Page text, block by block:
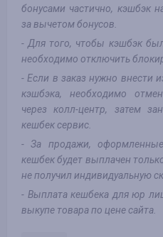
бонусами частично, кэшбэк
за вычетом бонусов.
- Для того, чтобы кэшбэк
необходимо отключить
- Если в заказ нужно внести
кэшбэка, необходимо
через колл-центр, затем
кешбек сервис.
- За продажи, оформленные
кешбек будет выплачен
не получил индивидуальную
- Выплата кешбека для юр
выкупе товара по цене сайта.